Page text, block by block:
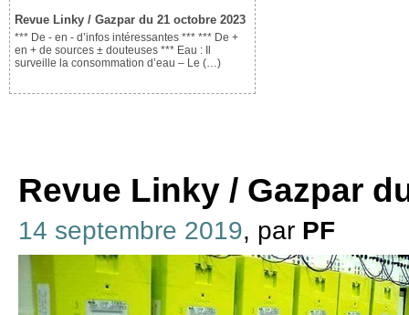
Revue Linky / Gazpar du 21 octobre 2023
*** De - en - d’infos intéressantes *** *** De +
en + de sources ± douteuses *** Eau : Il
surveille la consommation d’eau – Le (…)
Revue Linky / Gazpar
14 septembre 2019, par PF